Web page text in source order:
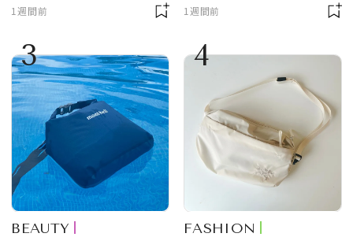
1週間前 1週間前
3
BEAUTY
4
FASHION